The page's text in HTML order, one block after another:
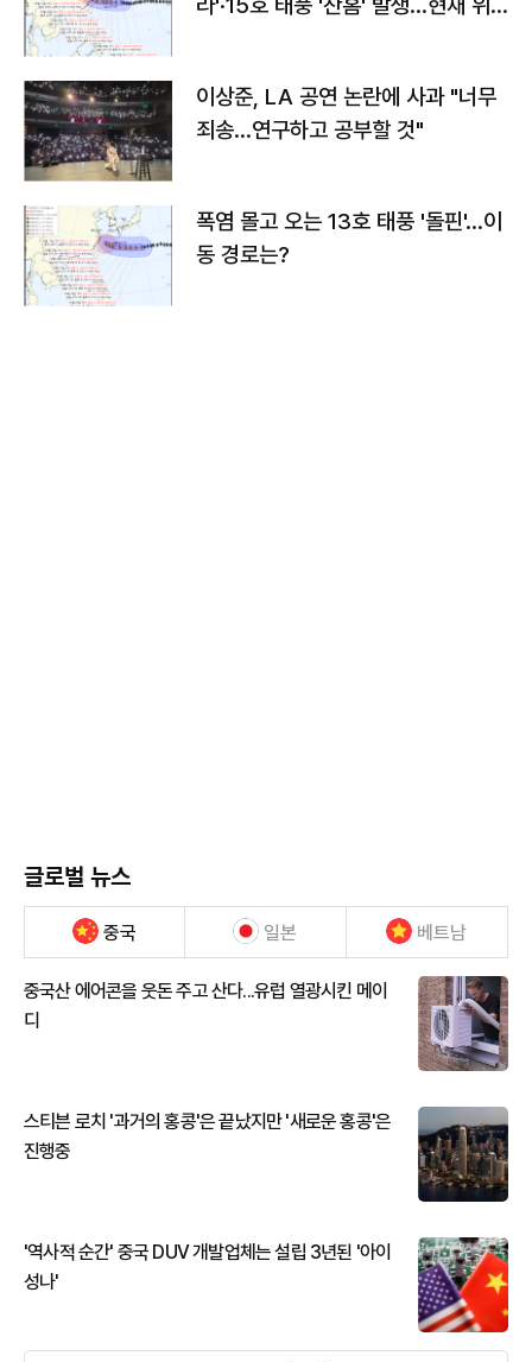
이상준, LA 공연 논란에 사과 "너무
죄송…연구하고 공부할 것"
폭염 몰고 오는 13호 태풍 '돌핀'…이
동 경로는?
글로벌 뉴스
중국 일본 베트남
중국산 에어콘을 웃돈 주고 산다...유럽 열광시킨 메이
디
스티븐 로치 '과거의 홍콩'은 끝났지만 '새로운 홍콩'은
진행중
'역사적 순간' 중국 DUV 개발업체는 설립 3년된 '아이
성나'